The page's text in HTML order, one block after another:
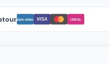
Bancontact VISA iDEAL